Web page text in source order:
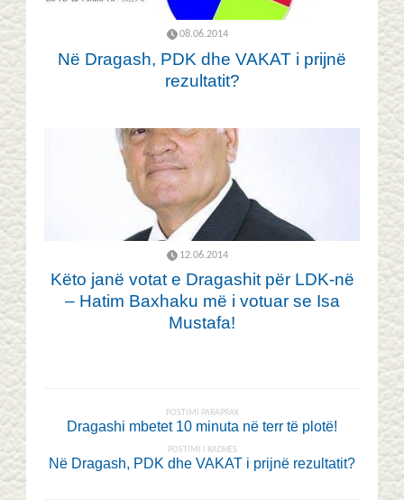
08.06.2014
Në Dragash, PDK dhe VAKAT i prijnë
rezultatit?
12.06.2014
Këto janë votat e Dragashit për LDK-në
– Hatim Baxhaku më i votuar se Isa
Mustafa!
POSTIMI PARAPRAK
Dragashi mbetet 10 minuta në terr të plotë!
POSTIMI I RADHËS
Në Dragash, PDK dhe VAKAT i prijnë rezultatit?